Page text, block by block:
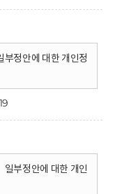
부정안에 대한 개인정
일부정안에 대한 개인